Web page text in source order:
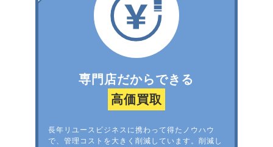
専門店だからできる
高価買取
長年リユースビジネスに携わって得たノウハウ
で、管理コストを大きく削減しています。削減し